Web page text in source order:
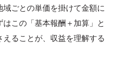
域ごとの単価を掛けて金額に
はこの「基本報酬＋加算」と
えることが、収益を理解する